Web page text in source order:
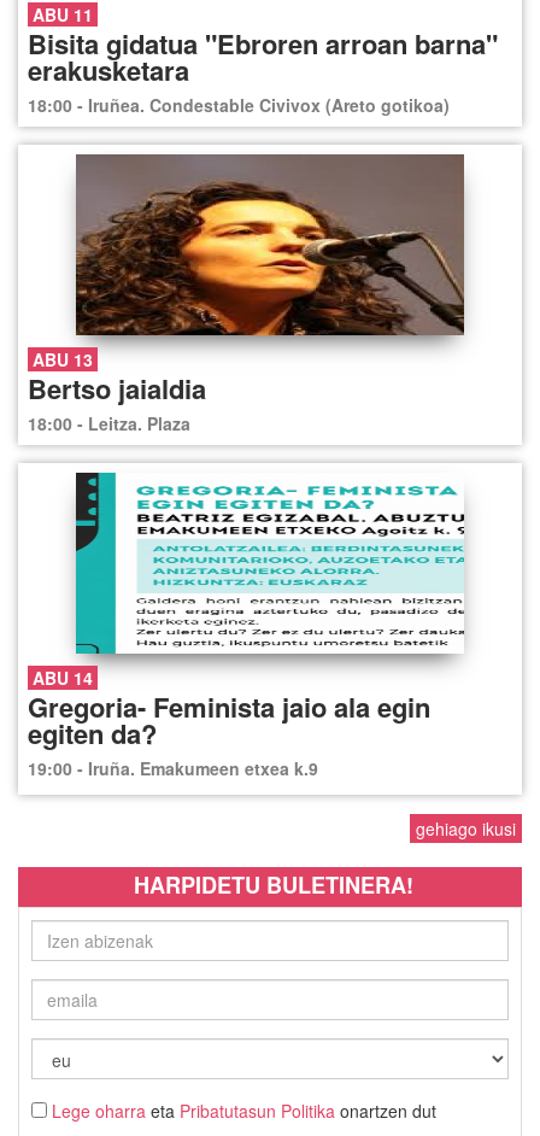
ABU 11
Bisita gidatua "Ebroren arroan barna"
erakusketara
18:00 - Iruñea. Condestable Civivox (Areto gotikoa)
ABU 13
Bertso jaialdia
18:00 - Leitza. Plaza
ABU 14
Gregoria- Feminista jaio ala egin
egiten da?
19:00 - Iruña. Emakumeen etxea k.9
gehiago ikusi
HARPIDETU BULETINERA!
Lege oharra eta Pribatutasun Politika onartzen dut